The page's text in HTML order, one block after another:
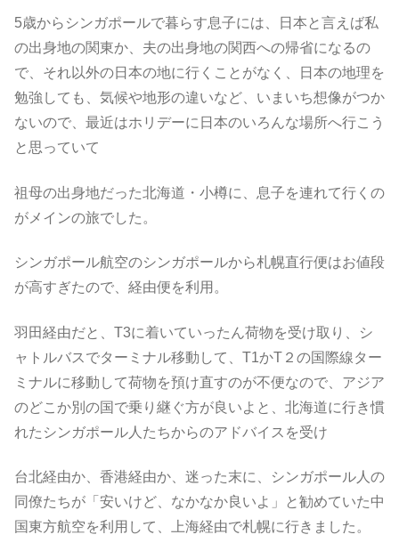
5歳からシンガポールで暮らす息子には、日本と言えば私
の出身地の関東か、夫の出身地の関西への帰省になるの
で、それ以外の日本の地に行くことがなく、日本の地理を
勉強しても、気候や地形の違いなど、いまいち想像がつか
ないので、最近はホリデーに日本のいろんな場所へ行こう
と思っていて
祖母の出身地だった北海道・小樽に、息子を連れて行くの
がメインの旅でした。
シンガポール航空のシンガポールから札幌直行便はお値段
が高すぎたので、経由便を利用。
羽田経由だと、T3に着いていったん荷物を受け取り、シ
ャトルバスでターミナル移動して、T1かT２の国際線ター
ミナルに移動して荷物を預け直すのが不便なので、アジア
のどこか別の国で乗り継ぐ方が良いよと、北海道に行き慣
れたシンガポール人たちからのアドバイスを受け
台北経由か、香港経由か、迷った末に、シンガポール人の
同僚たちが「安いけど、なかなか良いよ」と勧めていた中
国東方航空を利用して、上海経由で札幌に行きました。